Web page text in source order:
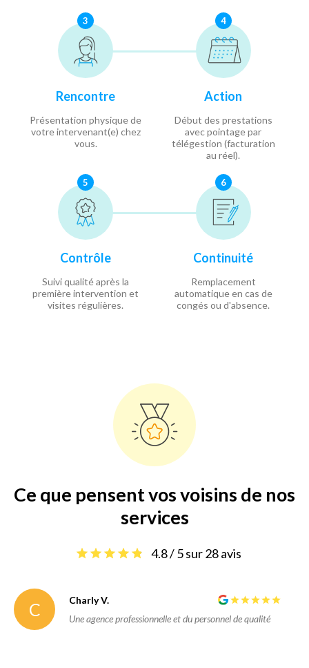
3
Rencontre
Présentation physique de
votre intervenant(e) chez
vous.
4
Action
Début des prestations
avec pointage par
télégestion (facturation
au réel).
5
Contrôle
Suivi qualité après la
première intervention et
visites régulières.
6
Continuité
Remplacement
automatique en cas de
congés ou d'absence.
Ce que pensent vos voisins de nos
services
4.8 / 5 sur 28 avis
C
Charly V.
Une agence professionnelle et du personnel de qualité